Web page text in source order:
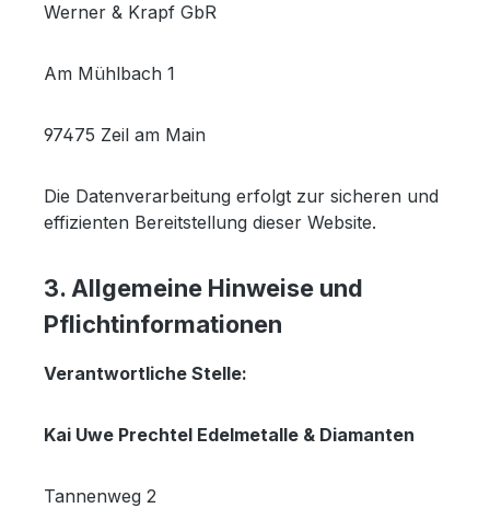
Werner & Krapf GbR
Am Mühlbach 1
97475 Zeil am Main
Die Datenverarbeitung erfolgt zur sicheren und
effizienten Bereitstellung dieser Website.
3. Allgemeine Hinweise und
Pflichtinformationen
Verantwortliche Stelle:
Kai Uwe Prechtel Edelmetalle & Diamanten
Tannenweg 2